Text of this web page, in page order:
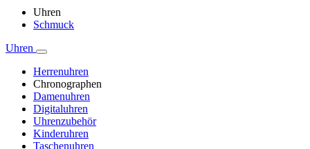
Uhren
Schmuck
Uhren
Herrenuhren
Chronographen
Damenuhren
Digitaluhren
Uhrenzubehör
Kinderuhren
Taschenuhren